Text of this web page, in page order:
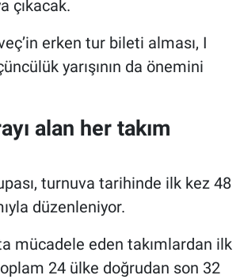
çıkacak.
erken tur bileti alması, I
yarışının da önemini
alan her takım
turnuva tarihinde ilk kez 48
düzenleniyor.
mücadele eden takımlardan ilk
24 ülke doğrudan son 32